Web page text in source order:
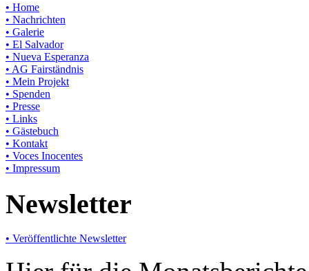
• Home
• Nachrichten
• Galerie
• El Salvador
• Nueva Esperanza
• AG Fairständnis
• Mein Projekt
• Spenden
• Presse
• Links
• Gästebuch
• Kontakt
• Voces Inocentes
• Impressum
Newsletter
• Veröffentlichte Newsletter